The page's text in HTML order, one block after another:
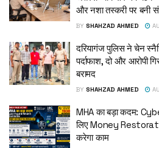
और नशा तस्करी पर बनी
BY SHAHZAD AHMED
दरियागंज पुलिस ने चेन
पर्दाफाश, दो और आरोपी
बरामद
BY SHAHZAD AHMED
MHA का बड़ा कदम:
लिए Money
करेगा काम